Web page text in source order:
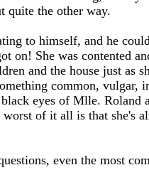
quite the other way.
to himself, and he
on! She was contented
and the house just as
common,
eyes of Mlle. Roland
of it all is that she's
even the most